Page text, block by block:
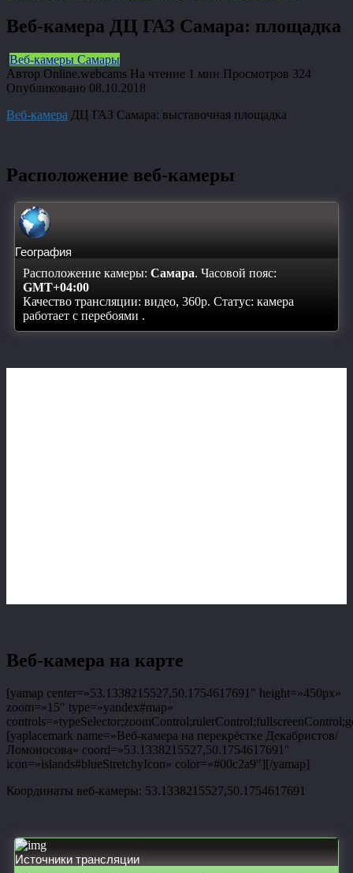
Веб-камера ДЦ ГАЗ Самара: площадка
Веб-камеры Самары
Автор Online.webcams На чтение 1 мин Просмотров 324
Опубликовано 08.10.2018
Веб-камера ДЦ ГАЗ Самара: выставочная площадка
Расположение веб-камеры
География
Расположение камеры: Самара. Часовой пояс:
GMT+04:00
Качество трансляции: видео, 360p. Статус: камера
работает с перебоями .
Веб-камера на карте
[yamap center=»53.1338215527,50.1754617691″ height=»450px»
zoom=»15″ type=»yandex#map»
[yaplacemark name=»Веб-камера на перекрёстке Декабристов/
Ломоносова» coord=»53.1338215527,50.1754617691″
icon=»islands#blueStretchyIcon» color=»#00c2a9″][/yamap]
Координаты веб-камеры: 53.1338215527,50.1754617691
Источники трансляции